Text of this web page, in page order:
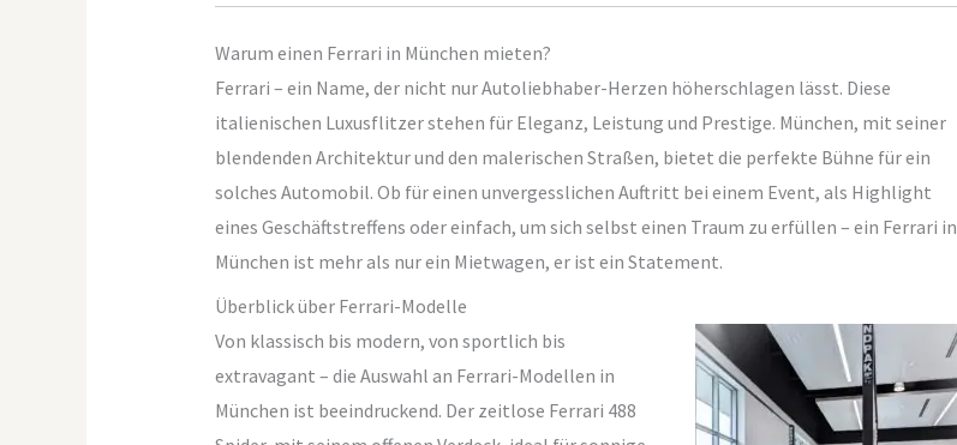
Warum einen Ferrari in München mieten?
Ferrari – ein Name, der nicht nur Autoliebhaber-Herzen höherschlagen lässt. Diese
italienischen Luxusflitzer stehen für Eleganz, Leistung und Prestige. München, mit seiner
blendenden Architektur und den malerischen Straßen, bietet die perfekte Bühne für ein
solches Automobil. Ob für einen unvergesslichen Auftritt bei einem Event, als Highlight
eines Geschäftstreffens oder einfach, um sich selbst einen Traum zu erfüllen – ein Ferrari in
München ist mehr als nur ein Mietwagen, er ist ein Statement.
Überblick über Ferrari-Modelle
Von klassisch bis modern, von sportlich bis
extravagant – die Auswahl an Ferrari-Modellen in
München ist beeindruckend. Der zeitlose Ferrari 488